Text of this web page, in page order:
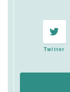
Twitter